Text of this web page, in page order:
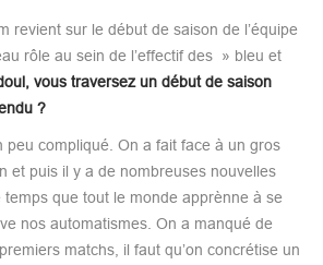
revient sur le début de saison de l’équipe
rôle au sein de l’effectif des » bleu et
vous traversez un début de saison
?
peu compliqué. On a fait face à un gros
et puis il y a de nombreuses nouvelles
que tout le monde apprènne à se
nos automatismes. On a manqué de
matchs, il faut qu’on concrétise un